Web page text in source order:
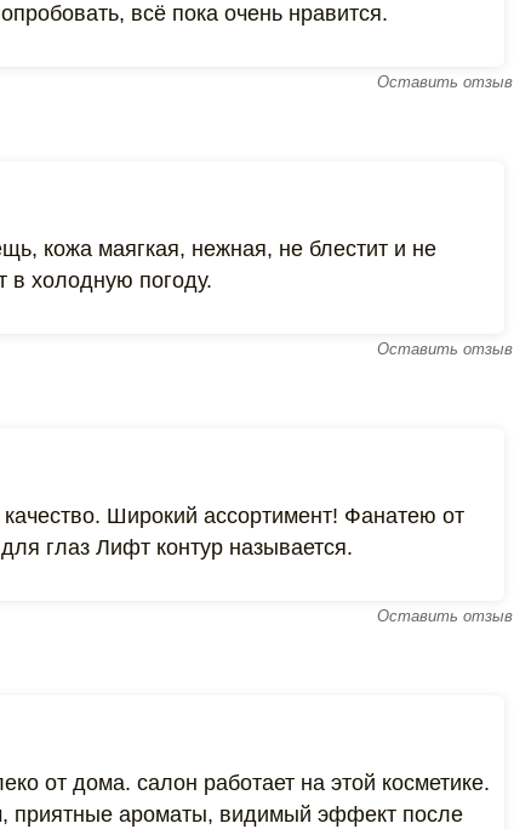
всё пока очень нравится.
Оставить отзыв
кожа маягкая, нежная, не блестит и не
в холодную погоду.
Оставить отзыв
Широкий ассортимент! Фанатею от
глаз Лифт контур называется.
Оставить отзыв
от дома. салон работает на этой косметике.
приятные ароматы, видимый эффект после